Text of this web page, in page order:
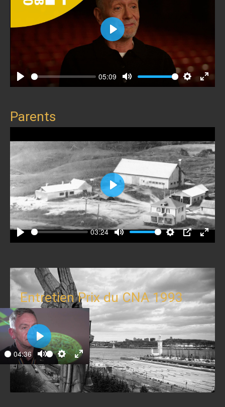
Play
05:09
Mute SettingsEnter
Play
Parents
Play
03:24
Mute SettingsPIP
Enter
Play
Entretien Prix du CNA 1993
04:36
Mute SettingsEnter
fullscreen
Play